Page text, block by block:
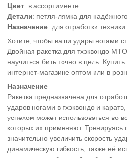
Цвет: в ассортименте.
Детали: петля-лямка для
Назначение: для отработки
Хотите, чтобы ваши удары ногами
Двойная ракетка для тхэквондо
научиться бить точно в цель.
интернет-магазине оптом или в
Назначение
Ракетка предназначена для
ударов ногами в тхэквондо и
успехом может использоваться во
которых их применяют. Тренируясь
значительно увеличить скорость
динамическую гибкость, также её